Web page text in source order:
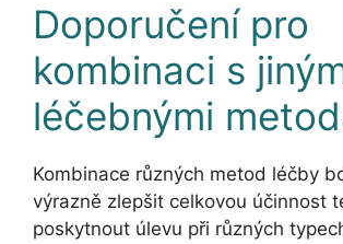
Doporučení pro
kombinaci s
léčebnými
Kombinace různých metod léčby
výrazně zlepšit celkovou účinnost
poskytnout úlevu při různých